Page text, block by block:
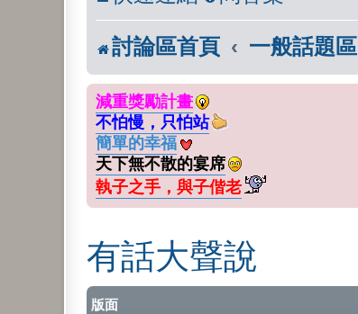
討論區首頁 一般話題區
減重獎勵計畫
不怕慢，只怕站
簡單的幸福
天下無不散的宴席
執子之手，與子偕老
有話大聲說
版面